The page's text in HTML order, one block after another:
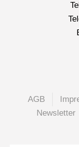
AGB
Newsletter